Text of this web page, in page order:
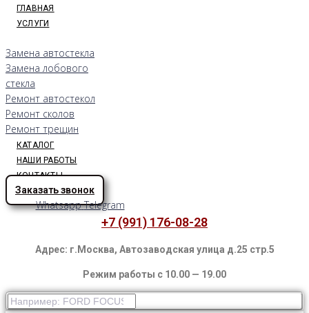
ГЛАВНАЯ
УСЛУГИ
Замена автостекла
Замена лобового
стекла
Ремонт автостекол
Ремонт сколов
Ремонт трещин
КАТАЛОГ
НАШИ РАБОТЫ
КОНТАКТЫ
Заказать звонок
Whatsapp Telegram
+7 (991) 176-08-28
Адрес: г.Москва, Автозаводская улица д.25 стр.5
Режим работы с 10.00 — 19.00